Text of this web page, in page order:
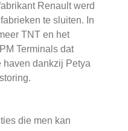
Renault werd
te sluiten. In
TNT en het
Terminals dat
haven dankzij Petya
die men kan